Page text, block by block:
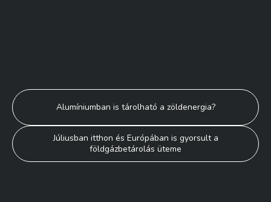
Bejegyzés
navigáció
Alumíniumban is tárolható a zöldenergia?
Júliusban itthon és Európában is gyorsult a
földgázbetárolás üteme